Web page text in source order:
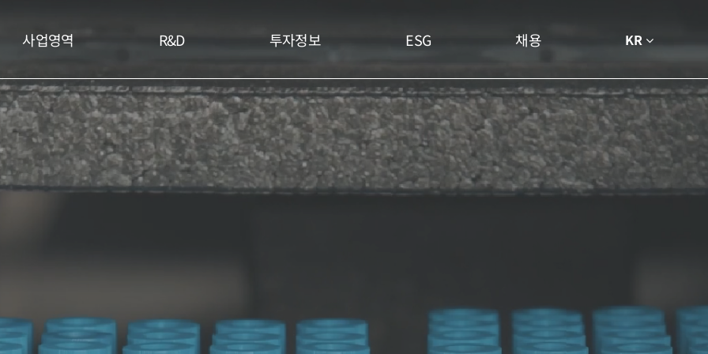
사업영역 R&D 투자정보 ESG 채용 KR